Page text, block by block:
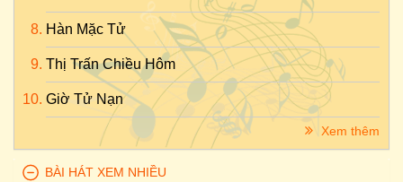
Hàn Mặc Tử
Thị Trấn Chiều Hôm
Giờ Tử Nạn
Xem thêm
BÀI HÁT XEM NHIỀU